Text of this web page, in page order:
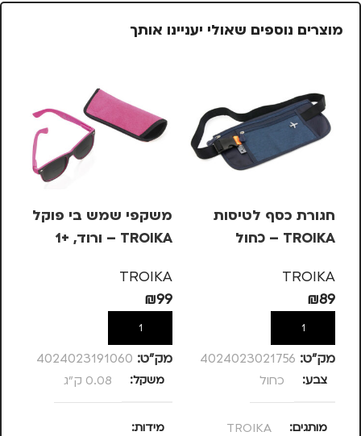
מוצרים נוספים שאולי יעניינו אותך
חגורת כסף לטיסות
TROIKA – כחול
TROIKA
₪89
הוספה לסל
מק”ט: 4024023021756
צבע כחול
מותגים TROIKA
משקפי שמש בי פוקל
TROIKA – ורוד, +1
TROIKA
₪99
הוספה לסל
מק”ט: 4024023191060
משקל 0.08 ק"ג
מידות